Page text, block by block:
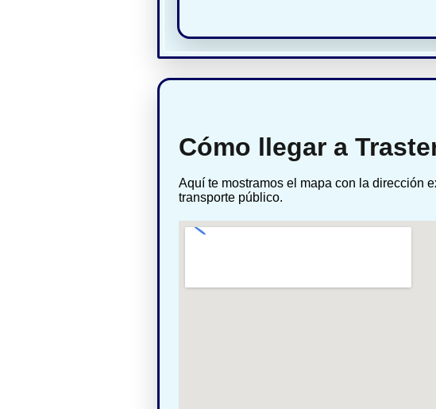
Cómo llegar a
Aquí te mostramos el mapa con la dirección
transporte público.